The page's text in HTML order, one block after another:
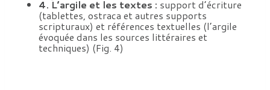
4. L’argile et les textes : support d’écriture
(tablettes, ostraca et autres supports
scripturaux) et références textuelles (l’argile
évoquée dans les sources littéraires et
techniques) (Fig. 4)